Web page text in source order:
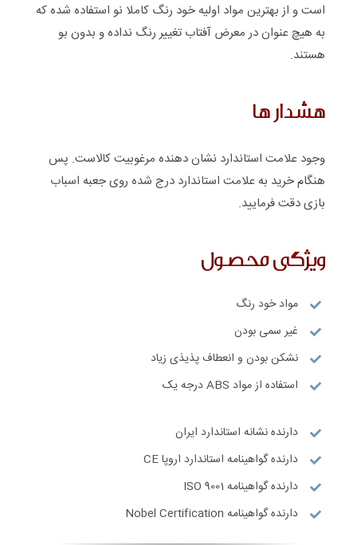
است و از بهترین مواد اولیه خود رنگ کاملا نو استفاده شده که
به هیچ عنوان در معرض آفتاب تغییر رنگ نداده و بدون بو
هستند.
هشدار ها
وجود علامت استاندارد نشان دهنده مرغوبیت کالاست. پس
هنگام خرید به علامت استاندارد درج شده روی جعبه اسباب
بازی دقت فرمایید.
ویژگی محصول
مواد خود رنگ
غیر سمی بودن
نشکن بودن و انعطاف پذیذی زیاد
استفاده از مواد ABS درجه یک
دارنده نشانه استاندارد ایران
دارنده گواهینامه استاندارد اروپا CE
دارنده گواهینامه ISO 9001
دارنده گواهینامه Nobel Certification